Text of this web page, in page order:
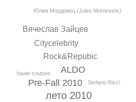
лето 2010
Pre-Fall 2010
ALDO
Rock&Repubic
Citycelebrity
Вячеслав Зайцев
haute couture
Юлия Мордовец (Jules Mordovets)
Stefano Ricci